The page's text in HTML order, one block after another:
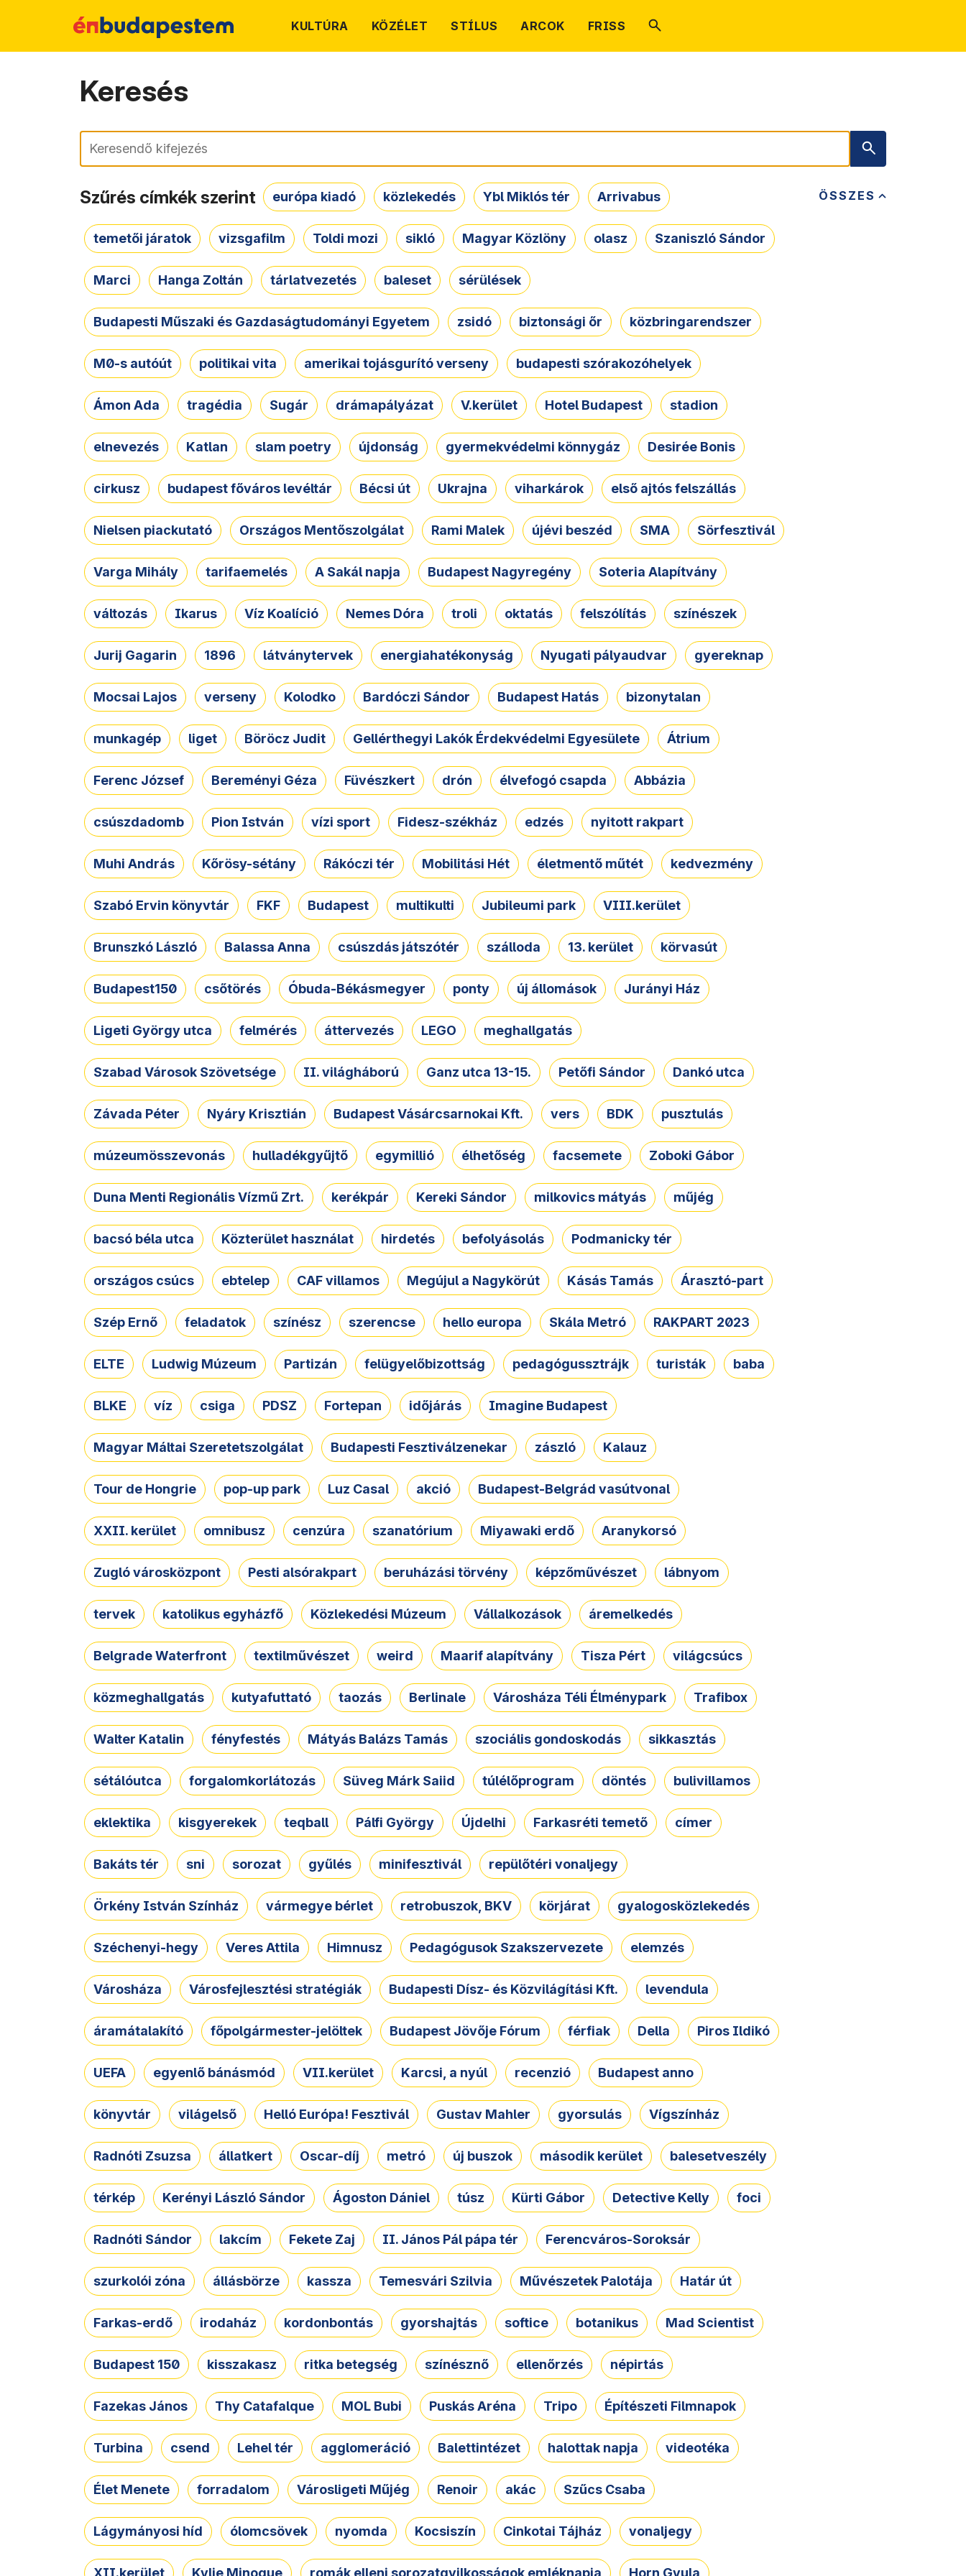
KULTÚRA KÖZÉLET STÍLUS ARCOK FRISS
Keresés
Keresés
ÖSSZES
Szűrés címkék szerint európa kiadó közlekedés Ybl Miklós tér Arrivabus
temetői járatok vizsgafilm Toldi mozi sikló Magyar Közlöny olasz Szaniszló Sándor
Marci Hanga Zoltán tárlatvezetés baleset sérülések
Budapesti Műszaki és Gazdaságtudományi Egyetem zsidó biztonsági őr közbringarendszer
M0-s autóút politikai vita amerikai tojásgurító verseny budapesti szórakozóhelyek
Ámon Ada tragédia Sugár drámapályázat V.kerület Hotel Budapest stadion
elnevezés Katlan slam poetry újdonság gyermekvédelmi könnygáz Desirée Bonis
cirkusz budapest főváros levéltár Bécsi út Ukrajna viharkárok első ajtós felszállás
Nielsen piackutató Országos Mentőszolgálat Rami Malek újévi beszéd SMA Sörfesztivál
Varga Mihály tarifaemelés A Sakál napja Budapest Nagyregény Soteria Alapítvány
változás Ikarus Víz Koalíció Nemes Dóra troli oktatás felszólítás színészek
Jurij Gagarin 1896 látványtervek energiahatékonyság Nyugati pályaudvar gyereknap
Mocsai Lajos verseny Kolodko Bardóczi Sándor Budapest Hatás bizonytalan
munkagép liget Böröcz Judit Gellérthegyi Lakók Érdekvédelmi Egyesülete Átrium
Ferenc József Bereményi Géza Füvészkert drón élvefogó csapda Abbázia
csúszdadomb Pion István vízi sport Fidesz-székház edzés nyitott rakpart
Muhi András Kőrösy-sétány Rákóczi tér Mobilitási Hét életmentő műtét kedvezmény
Szabó Ervin könyvtár FKF Budapest multikulti Jubileumi park VIII.kerület
Brunszkó László Balassa Anna csúszdás játszótér szálloda 13. kerület körvasút
Budapest150 csőtörés Óbuda-Békásmegyer ponty új állomások Jurányi Ház
Ligeti György utca felmérés áttervezés LEGO meghallgatás
Szabad Városok Szövetsége II. világháború Ganz utca 13-15. Petőfi Sándor Dankó utca
Závada Péter Nyáry Krisztián Budapest Vásárcsarnokai Kft. vers BDK pusztulás
múzeumösszevonás hulladékgyűjtő egymillió élhetőség facsemete Zoboki Gábor
Duna Menti Regionális Vízmű Zrt. kerékpár Kereki Sándor milkovics mátyás műjég
bacsó béla utca Közterület használat hirdetés befolyásolás Podmanicky tér
országos csúcs ebtelep CAF villamos Megújul a Nagykörút Kásás Tamás Árasztó-part
Szép Ernő feladatok színész szerencse hello europa Skála Metró RAKPART 2023
ELTE Ludwig Múzeum Partizán felügyelőbizottság pedagógussztrájk turisták baba
BLKE víz csiga PDSZ Fortepan időjárás Imagine Budapest
Magyar Máltai Szeretetszolgálat Budapesti Fesztiválzenekar zászló Kalauz
Tour de Hongrie pop-up park Luz Casal akció Budapest-Belgrád vasútvonal
XXII. kerület omnibusz cenzúra szanatórium Miyawaki erdő Aranykorsó
Zugló városközpont Pesti alsórakpart beruházási törvény képzőművészet lábnyom
tervek katolikus egyházfő Közlekedési Múzeum Vállalkozások áremelkedés
Belgrade Waterfront textilművészet weird Maarif alapítvány Tisza Pért világcsúcs
közmeghallgatás kutyafuttató taozás Berlinale Városháza Téli Élménypark Trafibox
Walter Katalin fényfestés Mátyás Balázs Tamás szociális gondoskodás sikkasztás
sétálóutca forgalomkorlátozás Süveg Márk Saiid túlélőprogram döntés bulivillamos
eklektika kisgyerekek teqball Pálfi György Újdelhi Farkasréti temető címer
Bakáts tér sni sorozat gyűlés minifesztivál repülőtéri vonaljegy
Örkény István Színház vármegye bérlet retrobuszok, BKV körjárat gyalogosközlekedés
Széchenyi-hegy Veres Attila Himnusz Pedagógusok Szakszervezete elemzés
Városháza Városfejlesztési stratégiák Budapesti Dísz- és Közvilágítási Kft. levendula
áramátalakító főpolgármester-jelöltek Budapest Jövője Fórum férfiak Della Piros Ildikó
UEFA egyenlő bánásmód VII.kerület Karcsi, a nyúl recenzió Budapest anno
könyvtár világelső Helló Európa! Fesztivál Gustav Mahler gyorsulás Vígszínház
Radnóti Zsuzsa állatkert Oscar-díj metró új buszok második kerület balesetveszély
térkép Kerényi László Sándor Ágoston Dániel túsz Kürti Gábor Detective Kelly foci
Radnóti Sándor lakcím Fekete Zaj II. János Pál pápa tér Ferencváros-Soroksár
szurkolói zóna állásbörze kassza Temesvári Szilvia Művészetek Palotája Határ út
Farkas-erdő irodaház kordonbontás gyorshajtás softice botanikus Mad Scientist
Budapest 150 kisszakasz ritka betegség színésznő ellenőrzés népirtás
Fazekas János Thy Catafalque MOL Bubi Puskás Aréna Tripo Építészeti Filmnapok
Turbina csend Lehel tér agglomeráció Balettintézet halottak napja videotéka
Élet Menete forradalom Városligeti Műjég Renoir akác Szűcs Csaba
Lágymányosi híd ólomcsövek nyomda Kocsiszín Cinkotai Tájház vonaljegy
XII.kerület Kylie Minogue romák elleni sorozatgyilkosságok emléknapja Horn Gyula